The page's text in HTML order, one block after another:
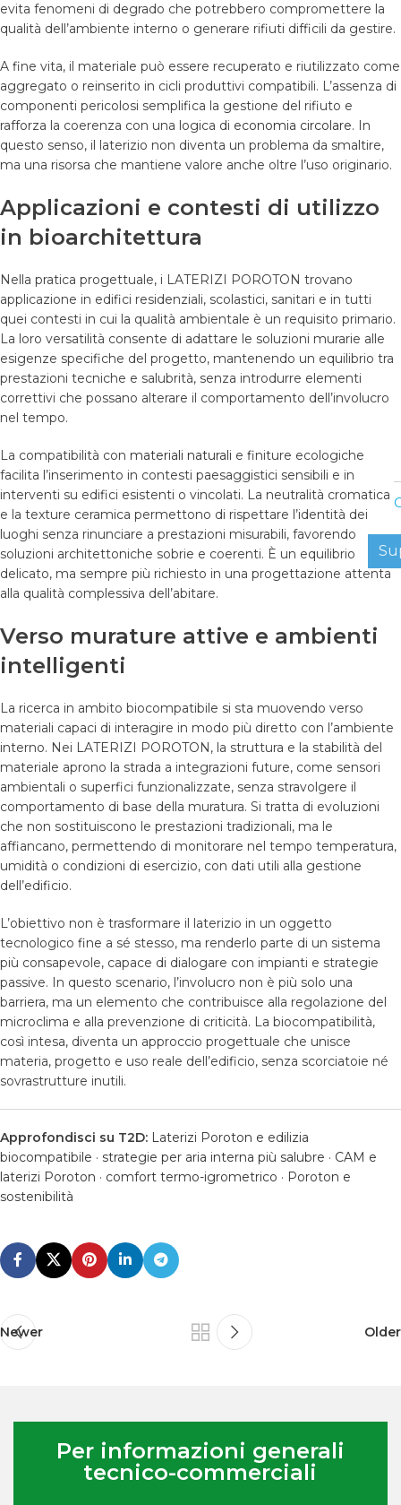
evita fenomeni di degrado che potrebbero compromettere la
qualità dell’ambiente interno o generare rifiuti difficili da gestire.
A fine vita, il materiale può essere recuperato e riutilizzato come
aggregato o reinserito in cicli produttivi compatibili. L’assenza di
componenti pericolosi semplifica la gestione del rifiuto e
rafforza la coerenza con una logica di economia circolare. In
questo senso, il laterizio non diventa un problema da smaltire,
ma una risorsa che mantiene valore anche oltre l’uso originario.
Applicazioni e contesti di utilizzo
in bioarchitettura
Nella pratica progettuale, i LATERIZI POROTON trovano
applicazione in edifici residenziali, scolastici, sanitari e in tutti
quei contesti in cui la qualità ambientale è un requisito primario.
La loro versatilità consente di adattare le soluzioni murarie alle
esigenze specifiche del progetto, mantenendo un equilibrio tra
prestazioni tecniche e salubrità, senza introdurre elementi
correttivi che possano alterare il comportamento dell’involucro
nel tempo.
La compatibilità con materiali naturali e finiture ecologiche
facilita l’inserimento in contesti paesaggistici sensibili e in
interventi su edifici esistenti o vincolati. La neutralità cromatica
e la texture ceramica permettono di rispettare l’identità dei
luoghi senza rinunciare a prestazioni misurabili, favorendo
soluzioni architettoniche sobrie e coerenti. È un equilibrio
delicato, ma sempre più richiesto in una progettazione attenta
alla qualità complessiva dell’abitare.
Verso murature attive e ambienti
intelligenti
La ricerca in ambito biocompatibile si sta muovendo verso
materiali capaci di interagire in modo più diretto con l’ambiente
interno. Nei LATERIZI POROTON, la struttura e la stabilità del
materiale aprono la strada a integrazioni future, come sensori
ambientali o superfici funzionalizzate, senza stravolgere il
comportamento di base della muratura. Si tratta di evoluzioni
che non sostituiscono le prestazioni tradizionali, ma le
affiancano, permettendo di monitorare nel tempo temperatura,
umidità o condizioni di esercizio, con dati utili alla gestione
dell’edificio.
L’obiettivo non è trasformare il laterizio in un oggetto
tecnologico fine a sé stesso, ma renderlo parte di un sistema
più consapevole, capace di dialogare con impianti e strategie
passive. In questo scenario, l’involucro non è più solo una
barriera, ma un elemento che contribuisce alla regolazione del
microclima e alla prevenzione di criticità. La biocompatibilità,
così intesa, diventa un approccio progettuale che unisce
materia, progetto e uso reale dell’edificio, senza scorciatoie né
sovrastrutture inutili.
Approfondisci su T2D: Laterizi Poroton e edilizia
biocompatibile · strategie per aria interna più salubre · CAM e
laterizi Poroton · comfort termo-igrometrico · Poroton e
sostenibilità
Newer Older
Per informazioni generali
tecnico-commerciali